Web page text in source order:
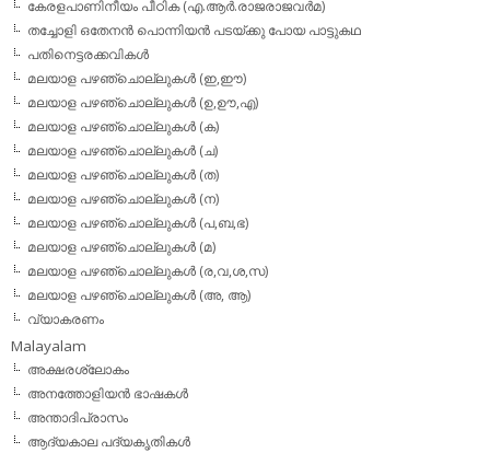
കേരളപാണിനീയം പീഠിക (എ.ആര്‍.രാജരാജവര്‍മ)
തച്ചോളി ഒതേനൻ പൊന്നിയൻ പടയ്‌ക്കു പോയ പാട്ടുകഥ
പതിനെട്ടരക്കവികള്‍
മലയാള പഴഞ്ചൊല്ലുകള്‍ (ഇ,ഈ)
മലയാള പഴഞ്ചൊല്ലുകള്‍ (ഉ,ഊ,എ)
മലയാള പഴഞ്ചൊല്ലുകള്‍ (ക)
മലയാള പഴഞ്ചൊല്ലുകള്‍ (ച)
മലയാള പഴഞ്ചൊല്ലുകള്‍ (ത)
മലയാള പഴഞ്ചൊല്ലുകള്‍ (ന)
മലയാള പഴഞ്ചൊല്ലുകള്‍ (പ,ബ,ഭ)
മലയാള പഴഞ്ചൊല്ലുകള്‍ (മ)
മലയാള പഴഞ്ചൊല്ലുകള്‍ (ര,വ,ശ,സ)
മലയാള പഴഞ്ചൊല്ലുകൾ (അ, ആ)
വ്യാകരണം
Malayalam
അക്ഷരശ്ലോകം
അനത്തോളിയന്‍ ഭാഷകള്‍
അന്താദിപ്രാസം
ആദ്യകാല പദ്യകൃതികള്‍